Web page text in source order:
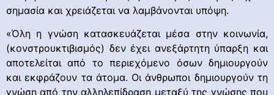
σημασία και χρειάζεται να λαμβάνονται υπόψη.
«Όλη η γνώση κατασκευάζεται μέσα στην κοινωνία,
(κονστρουκτιβισμός) δεν έχει ανεξάρτητη ύπαρξη και
αποτελείται από το περιεχόμενο όσων δημιουργούν
και εκφράζουν τα άτομα. Οι άνθρωποι δημιουργούν τη
γνώση από την αλληλεπίδραση μεταξύ της γνώσης που